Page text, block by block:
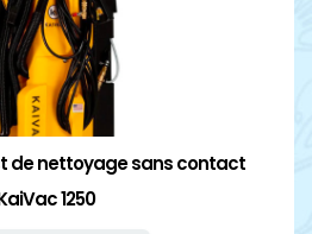
de nettoyage sans contact
1250